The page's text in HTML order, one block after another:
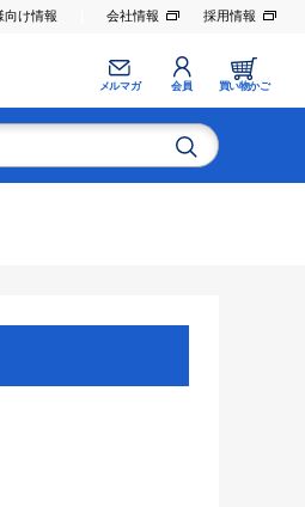
向け情報 会社情報 採用情報
メルマガ 会員 買い物かご